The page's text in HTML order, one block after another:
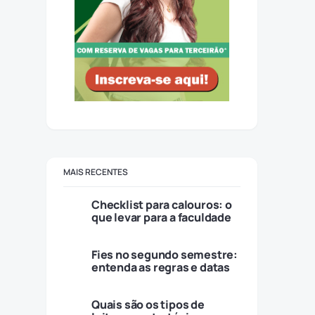
MAIS RECENTES
Checklist para calouros: o
que levar para a faculdade
Fies no segundo semestre:
entenda as regras e datas
Quais são os tipos de